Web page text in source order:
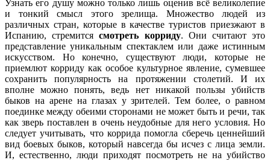
Узнать его душу можно только лишь оценив всё великолепие
и тонкий смысл этого зрелища. Множество людей из
различных стран, которые в качестве туристов приезжают в
Испанию, стремитсясмотреть корриду. Они считают это
представление уникальным спектаклем или даже истинным
искусством. Но конечно, существуют люди, которые не
приемлют корриду как особое культурное явление, сумевшее
сохранить популярность на протяжении столетий. И их
вполне можно понять, ведь нет никакой пользы убийств
быков на арене на глазах у зрителей. Тем более, о равном
поединке между обеими сторонами не может быть и речи, так
как зверь поставлен в очень неудобные для него условия. Но
следует учитывать, что коррида помогла сберечь ценнейший
вид боевых быков, который навсегда бы исчез с лица земли.
И, естественно, люди приходят посмотреть не на убийство